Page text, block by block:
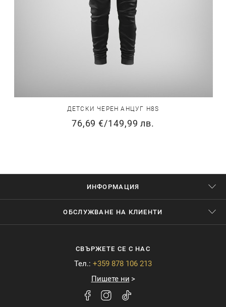
ДЕТСКИ ЧЕРЕН АНЦУГ H8S
76,69 €/149,99 лв.
ИНФОРМАЦИЯ
ОБСЛУЖВАНЕ НА КЛИЕНТИ
СВЪРЖЕТЕ СЕ С НАС
Тел.: +359 878 106 213
Пишете ни